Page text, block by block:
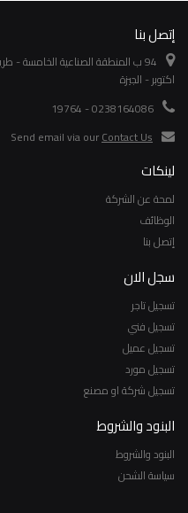
إتصل بنا
اكتوبر - الجيزة
0238164086 - 19764
Send email via ourContact Us
لينكات
لمحة عن الشركة
الوظائف
إتصل بنا
سجل الان
تسجيل تاجر
تسجيل فني
تسجيل عميل
تسجيل مورد
تسجيل شركة او مصنع
البنود والشروط
البنود والشروط
سياسة الشحن